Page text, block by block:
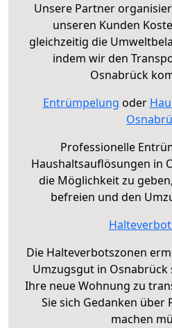
Unsere Partner
unseren Kunden
gleichzeitig die
indem wir den
Osnabrück
Entrümpelung oder
Professionelle
Haushaltsauflösungen in
die Möglichkeit zu
befreien und den
Die Halteverbotszonen
Umzugsgut in Osnabrück
Ihre neue Wohnung zu
Sie sich Gedanken
machen